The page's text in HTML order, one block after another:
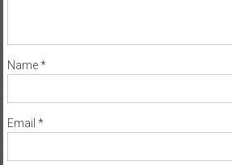
Name*
Email *